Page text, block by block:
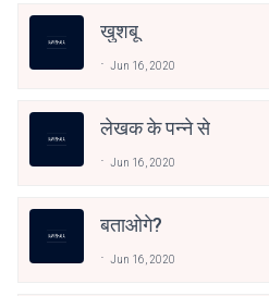
खुशबू
Jun 16, 2020
लेखक के पन्ने से
Jun 16, 2020
बताओगे?
Jun 16, 2020